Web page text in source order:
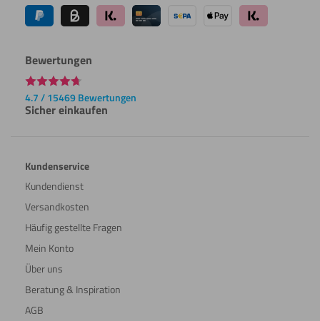
Bewertungen
4.7 / 15469 Bewertungen
Sicher einkaufen
Kundenservice
Kundendienst
Versandkosten
Häufig gestellte Fragen
Mein Konto
Über uns
Beratung & Inspiration
AGB